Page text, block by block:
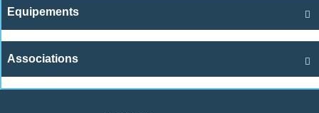

Equipements

Associations